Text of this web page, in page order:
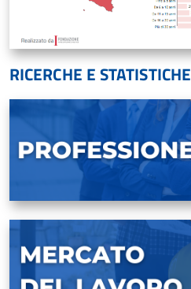
RICERCHE E STATISTICHE